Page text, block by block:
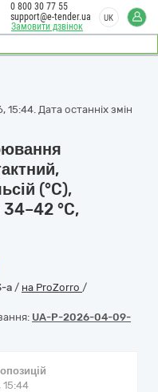
Замовити дзвінок
0 800 30 77 55
support@e-tender.ua
UK
Дата останніх змін
(°C),
°C,
a / на ProZorro /
UA-P-2026-04-09-